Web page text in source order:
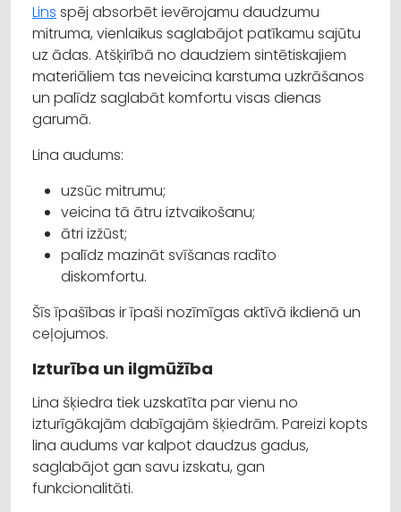
Lins spēj absorbēt ievērojamu daudzumu
mitruma, vienlaikus saglabājot patīkamu sajūtu
uz ādas. Atšķirībā no daudziem sintētiskajiem
materiāliem tas neveicina karstuma uzkrāšanos
un palīdz saglabāt komfortu visas dienas
garumā.
Lina audums:
uzsūc mitrumu;
veicina tā ātru iztvaikošanu;
ātri izžūst;
palīdz mazināt svīšanas radīto
diskomfortu.
Šīs īpašības ir īpaši nozīmīgas aktīvā ikdienā un
ceļojumos.
Izturība un ilgmūžība
Lina šķiedra tiek uzskatīta par vienu no
izturīgākajām dabīgajām šķiedrām. Pareizi kopts
lina audums var kalpot daudzus gadus,
saglabājot gan savu izskatu, gan
funkcionalitāti.